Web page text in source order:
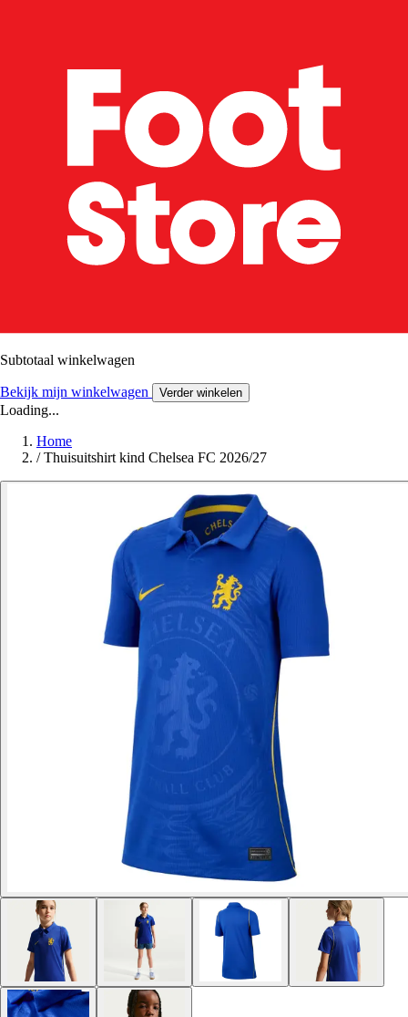
Subtotaal winkelwagen
Bekijk mijn winkelwagen Verder winkelen
Loading...
Home
/ Thuisuitshirt kind Chelsea FC 2026/27